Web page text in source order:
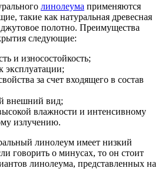
линолеума применяются
такие как натуральная древесная
полотно. Преимущества
следующие:
и износостойкость;
эксплуатации;
за счет входящего в состав
внешний вид;
влажности и интенсивному
излучению.
линолеум имеет низкий
говорить о минусах, то он стоит
линолеума, представленных на